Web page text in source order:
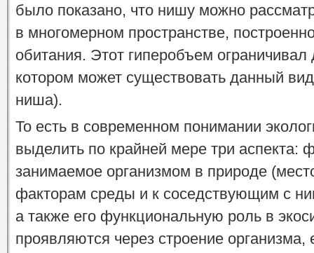
было показано, что нишу можно
в многомерном пространстве,
обитания. Этот гиперобъем
котором может существовать данный
ниша).
То есть в современном понимании
выделить по крайней мере три аспекта:
занимаемое организмом в природе
факторам среды и к соседствующим с
а также его функциональную роль в
проявляются через строение организма,